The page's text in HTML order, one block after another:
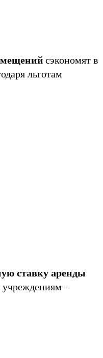
сэкономят в
льготам
ставку аренды
учреждениям –